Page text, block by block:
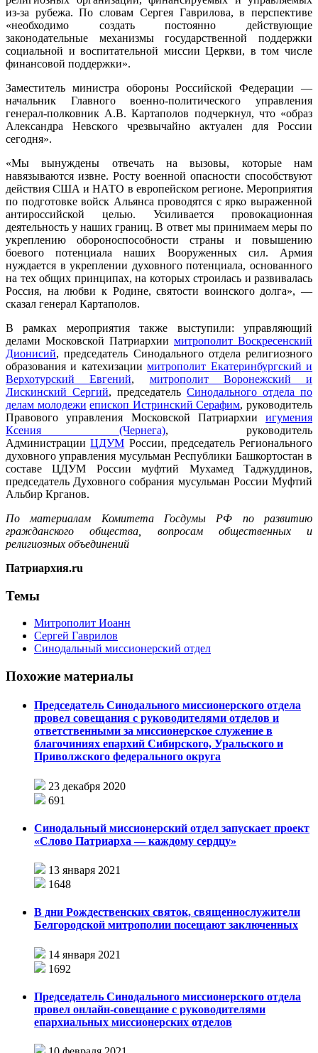
из-за рубежа. По словам Сергея Гаврилова, в перспективе
«необходимо создать постоянно действующие
законодательные механизмы государственной поддержки
социальной и воспитательной миссии Церкви, в том числе
финансовой поддержки».
Заместитель министра обороны Российской Федерации —
начальник Главного военно-политического управления
генерал-полковник А.В. Картаполов подчеркнул, что «образ
Александра Невского чрезвычайно актуален для России
сегодня».
«Мы вынуждены отвечать на вызовы, которые нам
навязываются извне. Росту военной опасности способствуют
действия США и НАТО в европейском регионе. Мероприятия
по подготовке войск Альянса проводятся с ярко выраженной
антироссийской целью. Усиливается провокационная
деятельность у наших границ. В ответ мы принимаем меры по
укреплению обороноспособности страны и повышению
боевого потенциала наших Вооруженных сил. Армия
нуждается в укреплении духовного потенциала, основанного
на тех общих принципах, на которых строилась и развивалась
Россия, на любви к Родине, святости воинского долга», —
сказал генерал Картаполов.
В рамках мероприятия также выступили: управляющий
делами Московской Патриархии митрополит Воскресенский
Дионисий, председатель Синодального отдела религиозного
образования и катехизации митрополит Екатеринбургский и
Верхотурский Евгений, митрополит Воронежский и
Лискинский Сергий, председатель Синодального отдела по
делам молодежи епископ Истринский Серафим, руководитель
Правового управления Московской Патриархии
игумения
Ксения (Чернега), руководитель
Администрации ЦДУМ России, председатель Регионального
духовного управления мусульман Республики Башкортостан в
составе ЦДУМ России муфтий Мухамед Таджуддинов,
председатель Духовного собрания мусульман России Муфтий
Альбир Крганов.
По материалам Комитета Госдумы РФ по развитию
гражданского общества, вопросам общественных и
религиозных объединений
Патриархия.ru
Темы
Митрополит Иоанн
Сергей Гаврилов
Синодальный миссионерский отдел
Похожие материалы
Председатель Синодального миссионерского отдела
провел совещания с руководителями отделов и
ответственными за миссионерское служение в
благочиниях епархий Сибирского, Уральского и
Приволжского федерального округа
23 декабря 2020
691
Синодальный миссионерский отдел запускает проект
«Слово Патриарха — каждому сердцу»
13 января 2021
1648
В дни Рождественских святок, священнослужители
Белгородской митрополии посещают заключенных
14 января 2021
1692
Председатель Синодального миссионерского отдела
провел онлайн-совещание с руководителями
епархиальных миссионерских отделов